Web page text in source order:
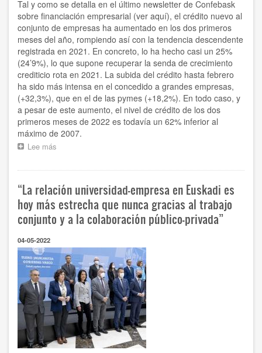
problema;
y
además,
corresponsabilizarnos
de
nuestras
decisiones”
Tal y como se detalla en el último newsletter de Confebask
sobre financiación empresarial (ver aquí), el crédito nuevo al
conjunto de empresas ha aumentado en los dos primeros
meses del año, rompiendo así con la tendencia descendente
registrada en 2021. En concreto, lo ha hecho casi un 25%
(24’9%), lo que supone recuperar la senda de crecimiento
crediticio rota en 2021. La subida del crédito hasta febrero
ha sido más intensa en el concedido a grandes empresas,
(+32,3%), que en el de las pymes (+18,2%). En todo caso, y
a pesar de este aumento, el nivel de crédito de los dos
primeros meses de 2022 es todavía un 62% inferior al
máximo de 2007.
Lee más
a
empresas
crece
hasta
febrero
“La relación universidad-empresa en Euskadi es
hoy más estrecha que nunca gracias al trabajo
conjunto y a la colaboración público-privada”
04-05-2022